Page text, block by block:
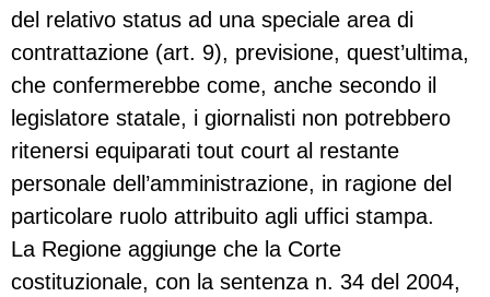
del relativo status ad una speciale area di
contrattazione (art. 9), previsione, quest’ultima,
che confermerebbe come, anche secondo il
legislatore statale, i giornalisti non potrebbero
ritenersi equiparati tout court al restante
personale dell’amministrazione, in ragione del
particolare ruolo attribuito agli uffici stampa.
La Regione aggiunge che la Corte
costituzionale, con la sentenza n. 34 del 2004,